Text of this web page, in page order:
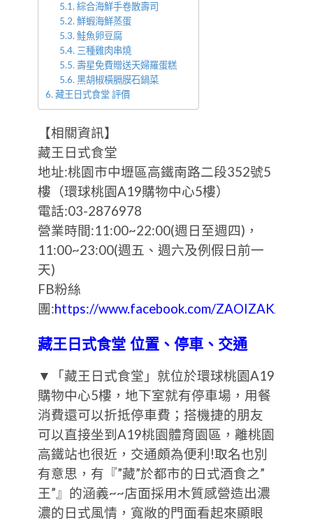
綜合海鮮手卷散壽司
鮮蝦海鮮蒸蛋
鮭魚卵豆腐
三種雞肉串燒
壽星免費贈送天婦羅蛋糕
黑胡椒橫膈膜石鍋菜
藏王日式食堂 評價
【相關資訊】
藏王日式食堂
地址:桃園市中壢區高鐵南路二段352號5
樓（環球桃園A19購物中心5樓）
電話:03-2876978
營業時間:11:00~22:00(週日至週四)，
11:00~23:00(週五、週六及例假日前一
天)
FB粉絲
團:https://www.facebook.com/ZAOIZAKAYA/
藏王日式食堂 位置、停車、交通
▼「藏王日式食堂」就位於環球桃園A19
購物中心5樓，地下室就有停車場，用餐
消費還可以折抵停車費；搭機捷的朋友
可以直接坐到A19桃園體育園區，離桃園
高鐵站也很近，交通頗為便利!取名也別
有意思，有『”藏”於都市的日式酒食之”
王”』的涵義~~店面採用木質感營造出濃
濃的日式風情，寬敞的門面看起來顯眼